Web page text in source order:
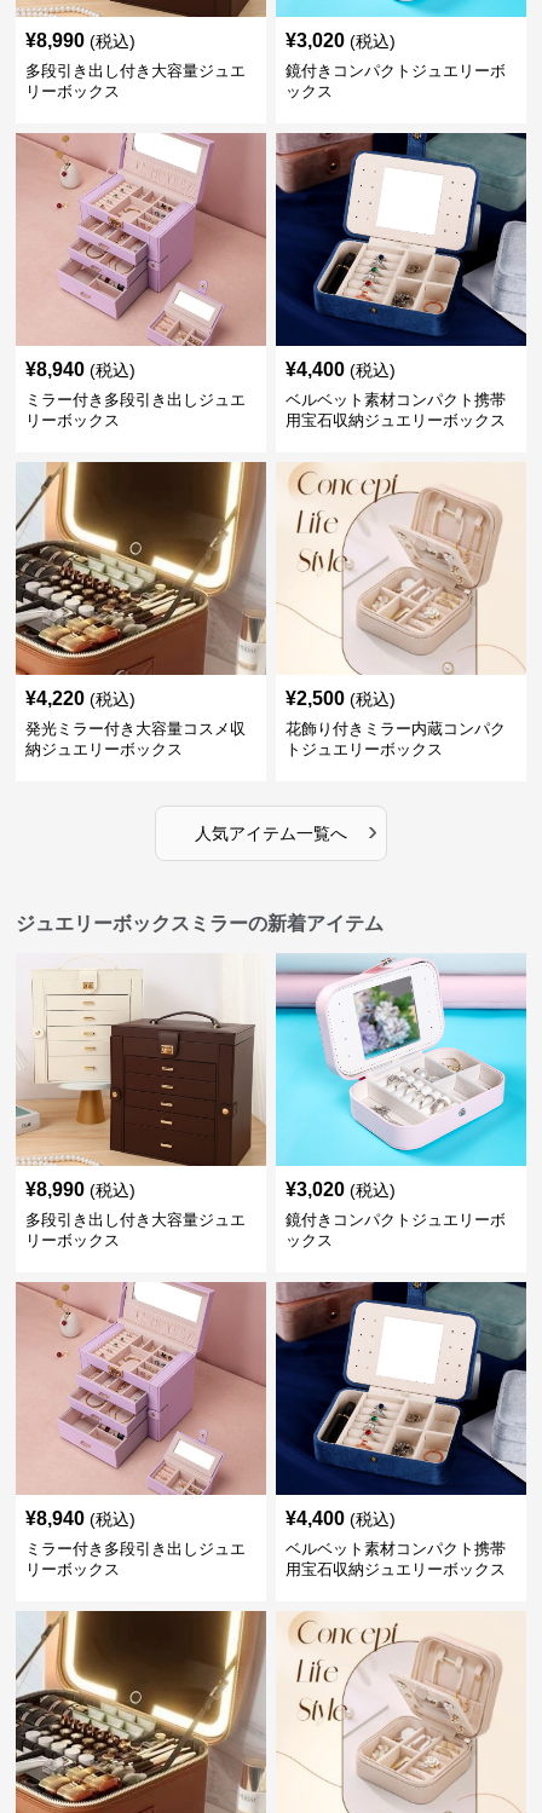
¥8,990 (税込)
多段引き出し付き大容量ジュエ
リーボックス
¥3,020 (税込)
鏡付きコンパクトジュエリーボ
ックス
¥8,940 (税込)
ミラー付き多段引き出しジュエ
リーボックス
¥4,400 (税込)
ベルベット素材コンパクト携帯
用宝石収納ジュエリーボックス
¥4,220 (税込)
発光ミラー付き大容量コスメ収
納ジュエリーボックス
¥2,500 (税込)
花飾り付きミラー内蔵コンパク
トジュエリーボックス
人気アイテム一覧へ ›
ジュエリーボックスミラーの新着アイテム
¥8,990 (税込)
多段引き出し付き大容量ジュエ
リーボックス
¥3,020 (税込)
鏡付きコンパクトジュエリーボ
ックス
¥8,940 (税込)
ミラー付き多段引き出しジュエ
リーボックス
¥4,400 (税込)
ベルベット素材コンパクト携帯
用宝石収納ジュエリーボックス